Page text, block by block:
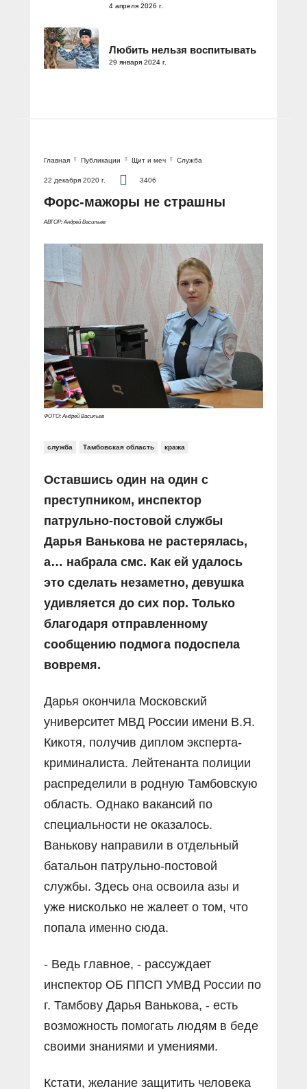
4 апреля 2026 г.
Любить нельзя воспитывать
29 января 2024 г.
Главная Публикации Щит и меч Служба
22 декабря 2020 г. 3406
Форс-мажоры не страшны
АВТОР: Андрей Васильев
ФОТО: Андрей Васильев
служба Тамбовская область кража
Оставшись один на один с
преступником, инспектор
патрульно-постовой службы
Дарья Ванькова не растерялась,
а… набрала смс. Как ей удалось
это сделать незаметно, девушка
удивляется до сих пор. Только
благодаря отправленному
сообщению подмога подоспела
вовремя.
Дарья окончила Московский
университет МВД России имени В.Я.
Кикотя, получив диплом эксперта-
криминалиста. Лейтенанта полиции
распределили в родную Тамбовскую
область. Однако вакансий по
специальности не оказалось.
Ванькову направили в отдельный
батальон патрульно-постовой
службы. Здесь она освоила азы и
уже нисколько не жалеет о том, что
попала именно сюда.
- Ведь главное, - рассуждает
инспектор ОБ ППСП УМВД России по
г. Тамбову Дарья Ванькова, - есть
возможность помогать людям в беде
своими знаниями и умениями.
Кстати, желание защитить человека